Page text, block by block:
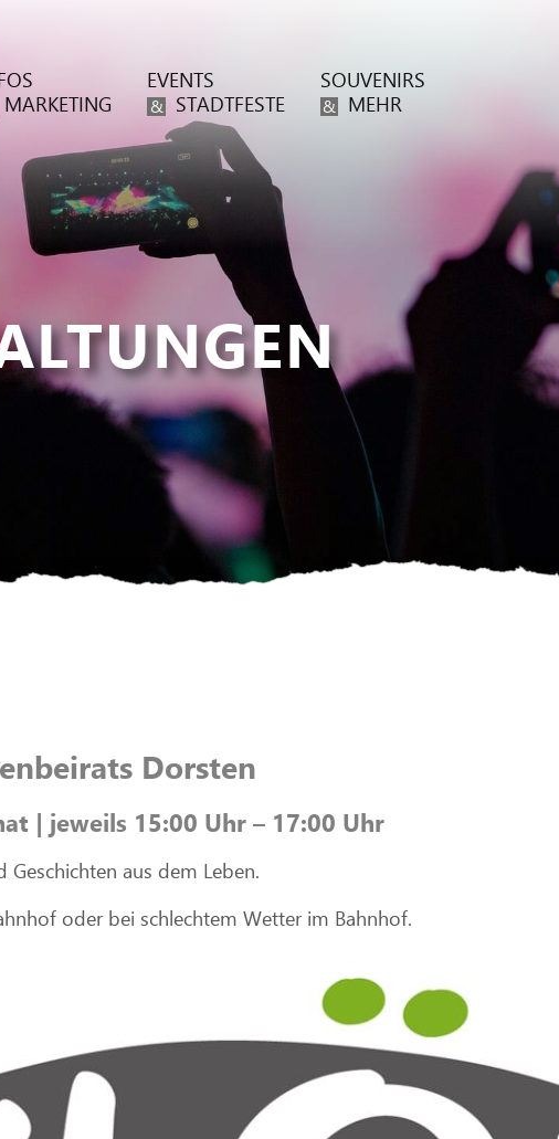
MARKETING
EVENTS
& STADTFESTE
SOUVENIRS
& MEHR
Dorsten
| jeweils 15:00 Uhr – 17:00 Uhr
Geschichten aus dem Leben.
oder bei schlechtem Wetter im Bahnhof.